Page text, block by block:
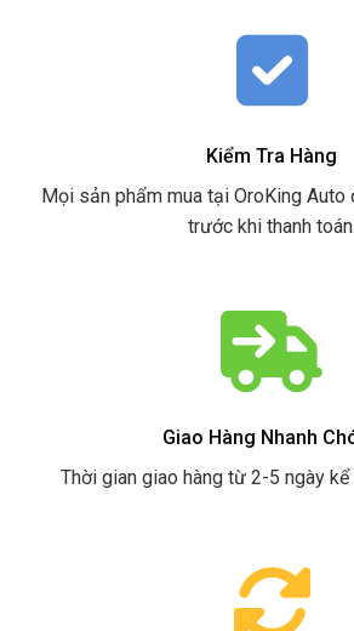
Kiểm Tra Hàng
Mọi sản phẩm mua tại OroKing
trước khi thanh toán.
Giao Hàng Nhanh
Thời gian giao hàng từ 2-5 ngày